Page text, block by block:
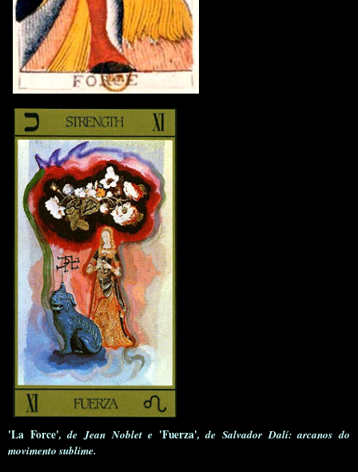
'La Force', de Jean Noblet e 'Fuerza', de Salvador Dalí: arcanos do
movimento sublime.